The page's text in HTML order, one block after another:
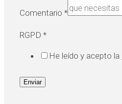
Comentario *
RGPD *
He leído y acepto la
Enviar